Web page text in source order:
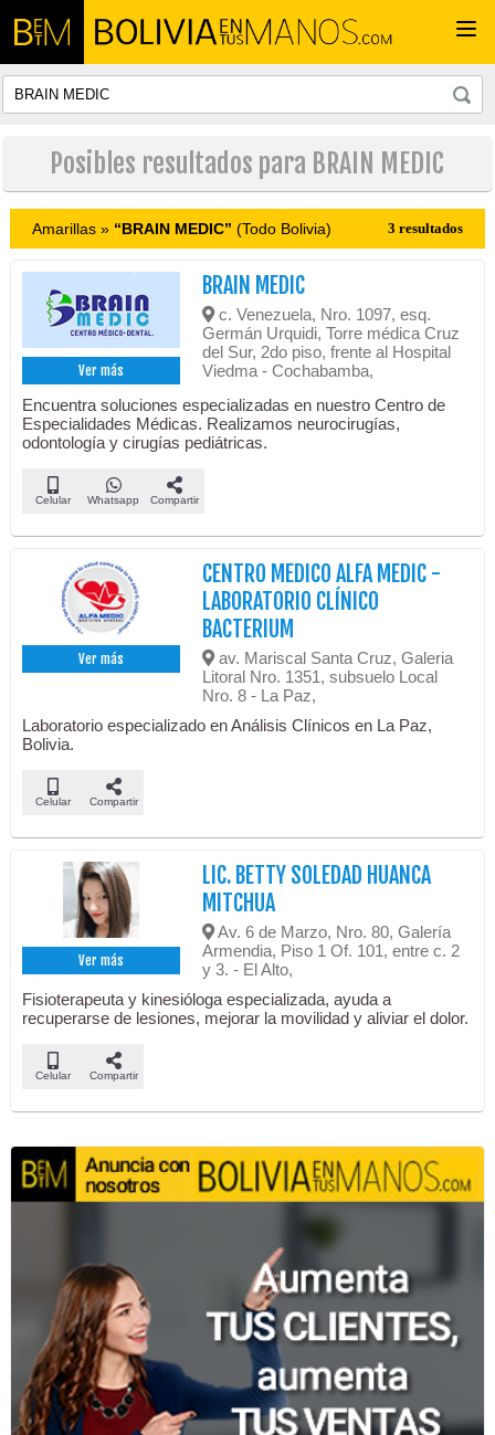
Posibles resultados para BRAIN MEDIC
Amarillas » “BRAIN MEDIC” (Todo Bolivia) 3 resultados
Ver más
BRAIN MEDIC
c. Venezuela, Nro. 1097, esq.
Germán Urquidi, Torre médica Cruz
del Sur, 2do piso, frente al Hospital
Viedma - Cochabamba,
Encuentra soluciones especializadas en nuestro Centro de
Especialidades Médicas. Realizamos neurocirugías,
odontología y cirugías pediátricas.
Celular Whatsapp Compartir
Ver más
CENTRO MEDICO ALFA MEDIC -
LABORATORIO CLÍNICO
BACTERIUM
av. Mariscal Santa Cruz, Galeria
Litoral Nro. 1351, subsuelo Local
Nro. 8 - La Paz,
Laboratorio especializado en Análisis Clínicos en La Paz,
Bolivia.
Celular Compartir
Ver más
LIC. BETTY SOLEDAD HUANCA
MITCHUA
Av. 6 de Marzo, Nro. 80, Galería
Armendia, Piso 1 Of. 101, entre c. 2
y 3. - El Alto,
Fisioterapeuta y kinesióloga especializada, ayuda a
recuperarse de lesiones, mejorar la movilidad y aliviar el dolor.
Celular Compartir